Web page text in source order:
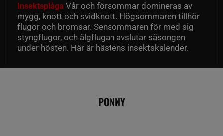
Insektsplåga Vår och försommar domineras av
mygg, knott och svidknott. Högsommaren tillhör
flugor och bromsar. Sensommaren för med sig
styngflugor, och älgflugan avslutar säsongen
under hösten. Här är hästens insektskalender.
PONNY